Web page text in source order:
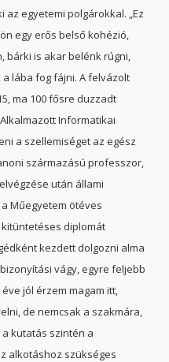
egyetemi polgárokkal. „Ez
egy erős belső kohézió,
bárki is akar belénk rúgni,
lába fog fájni. A felvázolt
ma 100 fősre duzzadt
Informatikai
a szellemiséget az egész
származású professzor,
után állami
Műegyetem ötéves
diplomát
kezdett dolgozni alma
vágy, egyre feljebb
jól érzem magam itt,
de nemcsak a szakmára,
kutatás szintén a
alkotáshoz szükséges